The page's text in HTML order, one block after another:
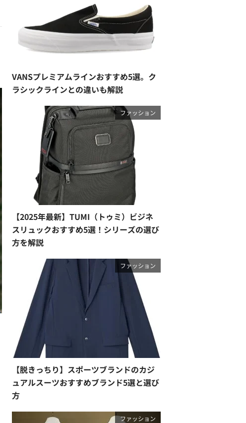
VANSプレミアムラインおすすめ5選。ク
ラシックラインとの違いも解説
ファッション
【2025年最新】TUMI（トゥミ）ビジネ
スリュックおすすめ5選！シリーズの選び
方を解説
ファッション
【脱きっちり】スポーツブランドのカジ
ュアルスーツおすすめブランド5選と選び
方
ファッション